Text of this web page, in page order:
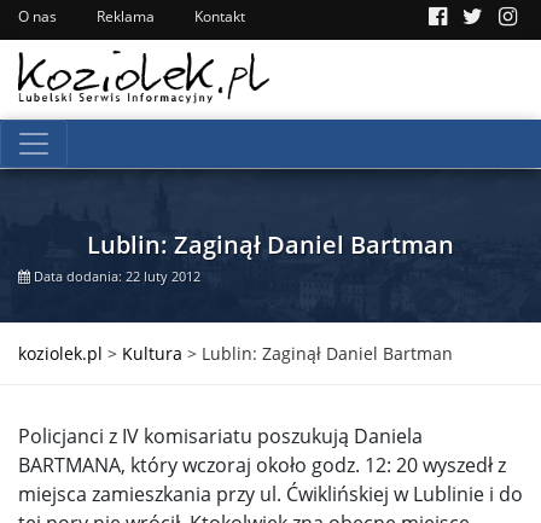
O nas Reklama Kontakt
Lublin: Zaginął Daniel Bartman
Data dodania: 22 luty 2012
koziolek.pl > Kultura > Lublin: Zaginął Daniel Bartman
Policjanci z IV komisariatu poszukują Daniela
BARTMANA, który wczoraj około godz. 12: 20 wyszedł z
miejsca zamieszkania przy ul. Ćwiklińskiej w Lublinie i do